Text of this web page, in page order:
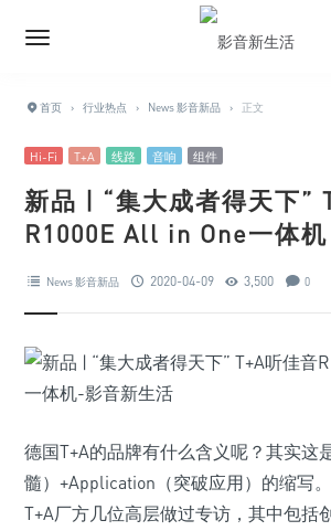
首页 › 行业热点 › News 影音新品 › 正文
Hi-Fi T+A 线路 音响 组件
新品 | “集大成者得天下”
R1000E All in One一体机
News 影音新品 2020-04-09 3,500 0
德国T+A的品牌有什么含义呢？其实这
髓）+Application（突破应用）的缩写
T+A厂方几位高层做过专访，其中包括